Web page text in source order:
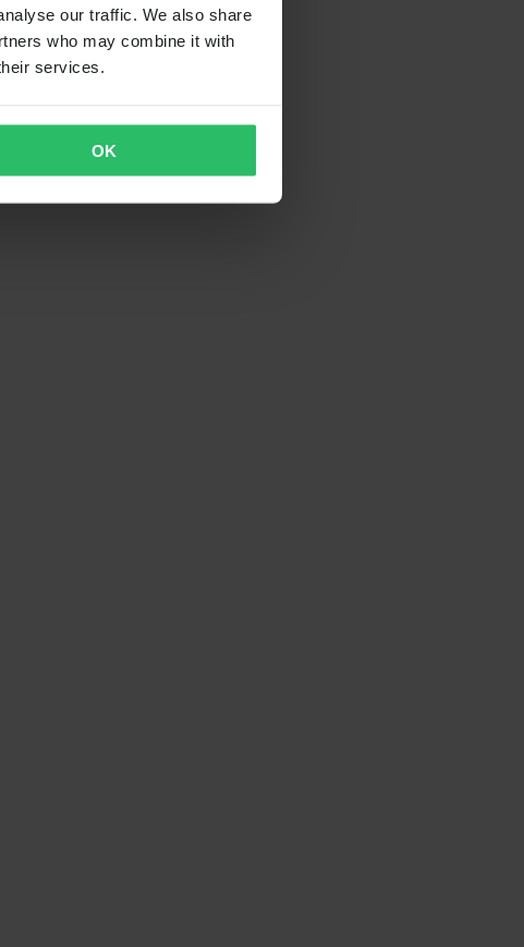
our traffic. We also share
who may combine it with
services.
OK